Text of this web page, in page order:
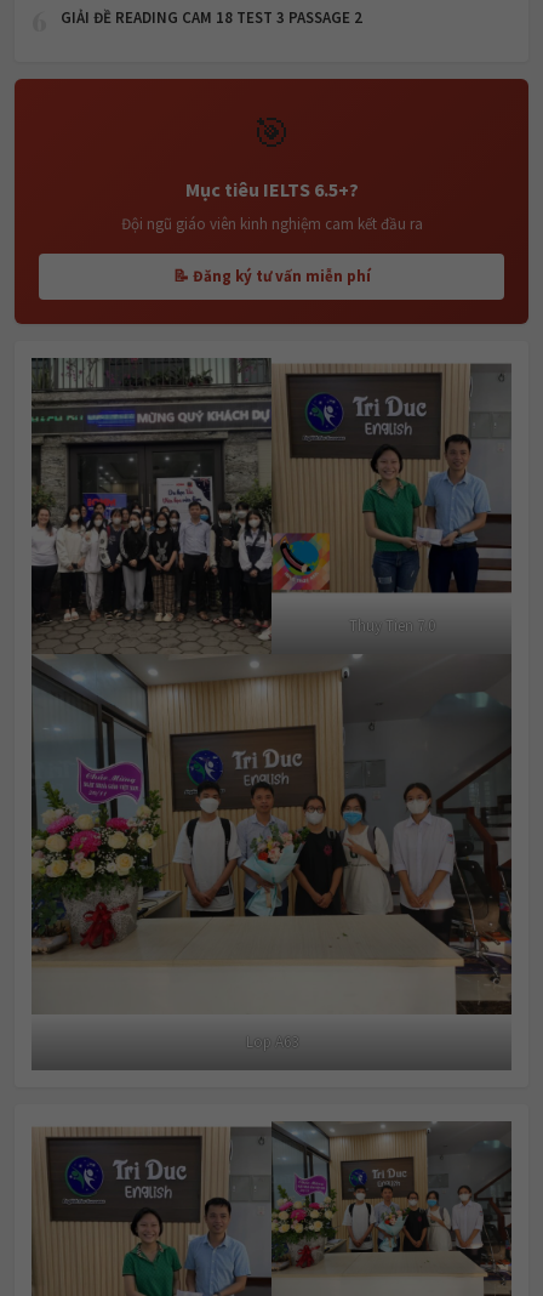
GIẢI ĐỀ READING CAM 18 TEST 3 PASSAGE 2
🎯
Mục tiêu IELTS 6.5+?
Đội ngũ giáo viên kinh nghiệm cam kết đầu ra
📝 Đăng ký tư vấn miễn phí
Thuy Tien 7.0
Lop A63